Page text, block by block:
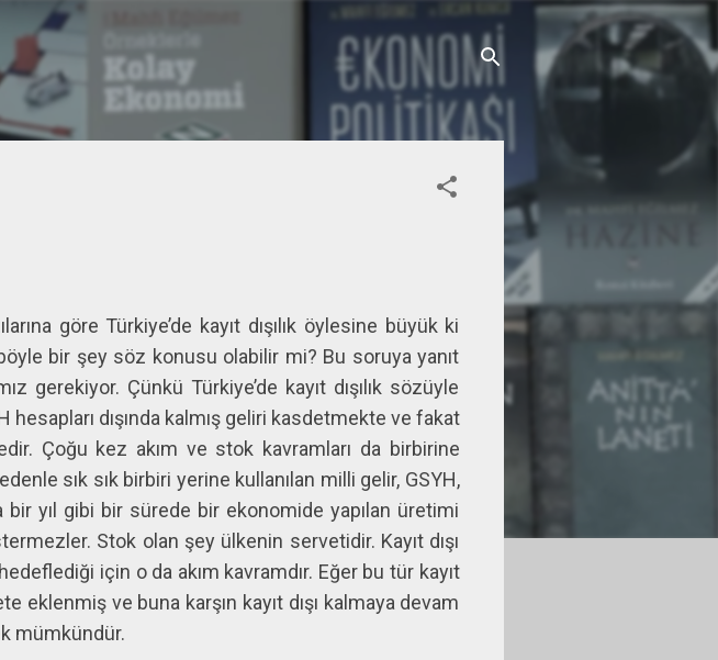
atla
göre Türkiye’de kayıt dışılık öylesine büyük ki
bir şey söz konusu olabilir mi? Bu soruya yanıt
gerekiyor. Çünkü Türkiye’de kayıt dışılık sözüyle
hesapları dışında kalmış geliri kasdetmekte ve fakat
Çoğu kez akım ve stok kavramları da birbirine
sık sık birbiri yerine kullanılan milli gelir, GSYH,
bir yıl gibi bir sürede bir ekonomide yapılan üretimi
Stok olan şey ülkenin servetidir. Kayıt dışı
için o da akım kavramdır. Eğer bu tür kayıt
eklenmiş ve buna karşın kayıt dışı kalmaya devam
mümkündür.